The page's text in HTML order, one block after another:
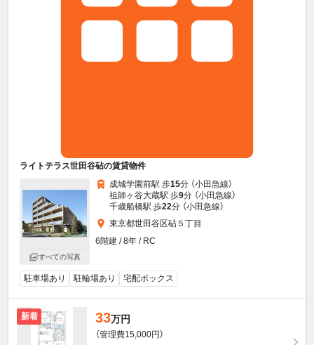
ライトテラス世田谷砧の賃貸物件
すべての写真
成城学園前駅 歩15分 （小田急線）
祖師ヶ谷大蔵駅 歩9分 （小田急線）
千歳船橋駅 歩22分 （小田急線）
東京都世田谷区砧５丁目
6階建 / 8年 / RC
駐車場あり 駐輪場あり 宅配ボックス
新着 33万円
（管理費15,000円）